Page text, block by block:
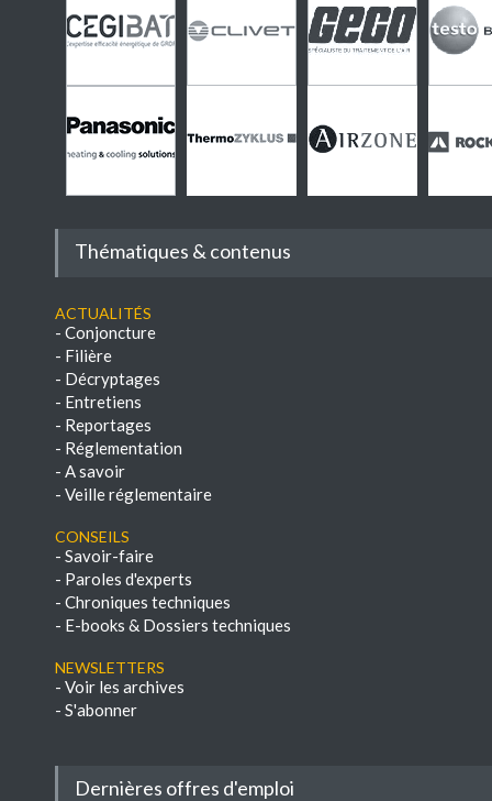
Thématiques & contenus
Actualités
- Conjoncture
- Filière
- Décryptages
- Entretiens
- Reportages
- Réglementation
- A savoir
- Veille réglementaire
Conseils
- Savoir-faire
- Paroles d'experts
- Chroniques techniques
- E-books & Dossiers techniques
NEWSLETTERS
- Voir les archives
- S'abonner
Dernières offres d'emploi